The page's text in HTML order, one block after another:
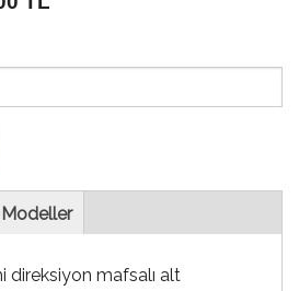
direksiyon mafsalı alt